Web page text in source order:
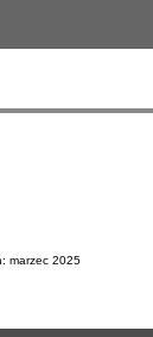
marzec 2025